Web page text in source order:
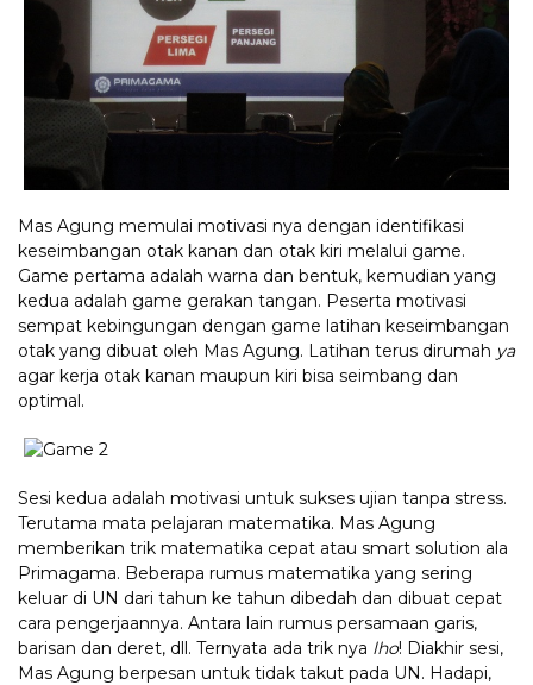
Mas Agung memulai motivasi nya dengan identifikasi
keseimbangan otak kanan dan otak kiri melalui game.
Game pertama adalah warna dan bentuk, kemudian yang
kedua adalah game gerakan tangan. Peserta motivasi
sempat kebingungan dengan game latihan keseimbangan
otak yang dibuat oleh Mas Agung. Latihan terus dirumah ya
agar kerja otak kanan maupun kiri bisa seimbang dan
optimal.
Sesi kedua adalah motivasi untuk sukses ujian tanpa stress.
Terutama mata pelajaran matematika. Mas Agung
memberikan trik matematika cepat atau smart solution ala
Primagama. Beberapa rumus matematika yang sering
keluar di UN dari tahun ke tahun dibedah dan dibuat cepat
cara pengerjaannya. Antara lain rumus persamaan garis,
barisan dan deret, dll. Ternyata ada trik nya lho! Diakhir sesi,
Mas Agung berpesan untuk tidak takut pada UN. Hadapi,